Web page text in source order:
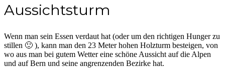
Aussichtsturm
Wenn man sein Essen verdaut hat (oder um den richtigen Hunger zu
stillen 🙂 ), kann man den 23 Meter hohen Holzturm besteigen, von
wo aus man bei gutem Wetter eine schöne Aussicht auf die Alpen
und auf Bern und seine angrenzenden Bezirke hat.